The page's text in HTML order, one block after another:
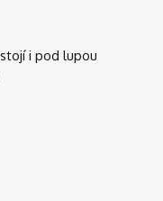
i pod lupou